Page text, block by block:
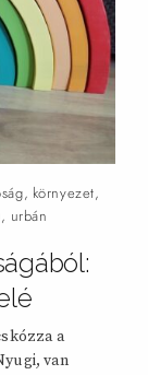
, környezet,
, urbán
a
van